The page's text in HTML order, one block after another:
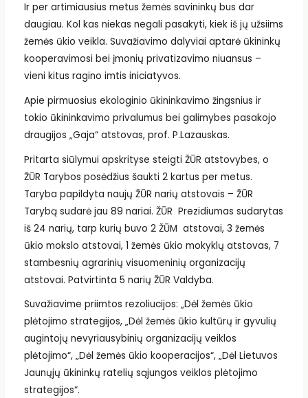
Ir per artimiausius metus žemės savininkų bus dar
daugiau. Kol kas niekas negali pasakyti, kiek iš jų užsiims
žemės ūkio veikla. Suvažiavimo dalyviai aptarė ūkininkų
kooperavimosi bei įmonių privatizavimo niuansus –
vieni kitus ragino imtis iniciatyvos.
Apie pirmuosius ekologinio ūkininkavimo žingsnius ir
tokio ūkininkavimo privalumus bei galimybes pasakojo
draugijos „Gaja“ atstovas, prof. P.Lazauskas.
Pritarta siūlymui apskrityse steigti ŽŪR atstovybes, o
ŽŪR Tarybos posėdžius šaukti 2 kartus per metus.
Taryba papildyta naujų ŽŪR narių atstovais – ŽŪR
Tarybą sudarė jau 89 nariai. ŽŪR Prezidiumas sudarytas
iš 24 narių, tarp kurių buvo 2 ŽŪM atstovai, 3 žemės
ūkio mokslo atstovai, 1 žemės ūkio mokyklų atstovas, 7
stambesnių agrarinių visuomeninių organizacijų
atstovai. Patvirtinta 5 narių ŽŪR Valdyba.
Suvažiavime priimtos rezoliucijos: „Dėl žemės ūkio
plėtojimo strategijos, „Dėl žemės ūkio kultūrų ir gyvulių
augintojų nevyriausybinių organizacijų veiklos
plėtojimo“, „Dėl žemės ūkio kooperacijos“, „Dėl Lietuvos
Jaunųjų ūkininkų ratelių sąjungos veiklos plėtojimo
strategijos“.